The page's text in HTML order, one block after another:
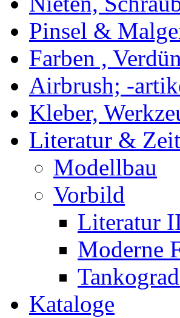
Pinsel &
Farben ,
Airbrush; -
Kleber,
Literatur &
Modellbau
Vorbild
Literatur
Moderne
Kataloge